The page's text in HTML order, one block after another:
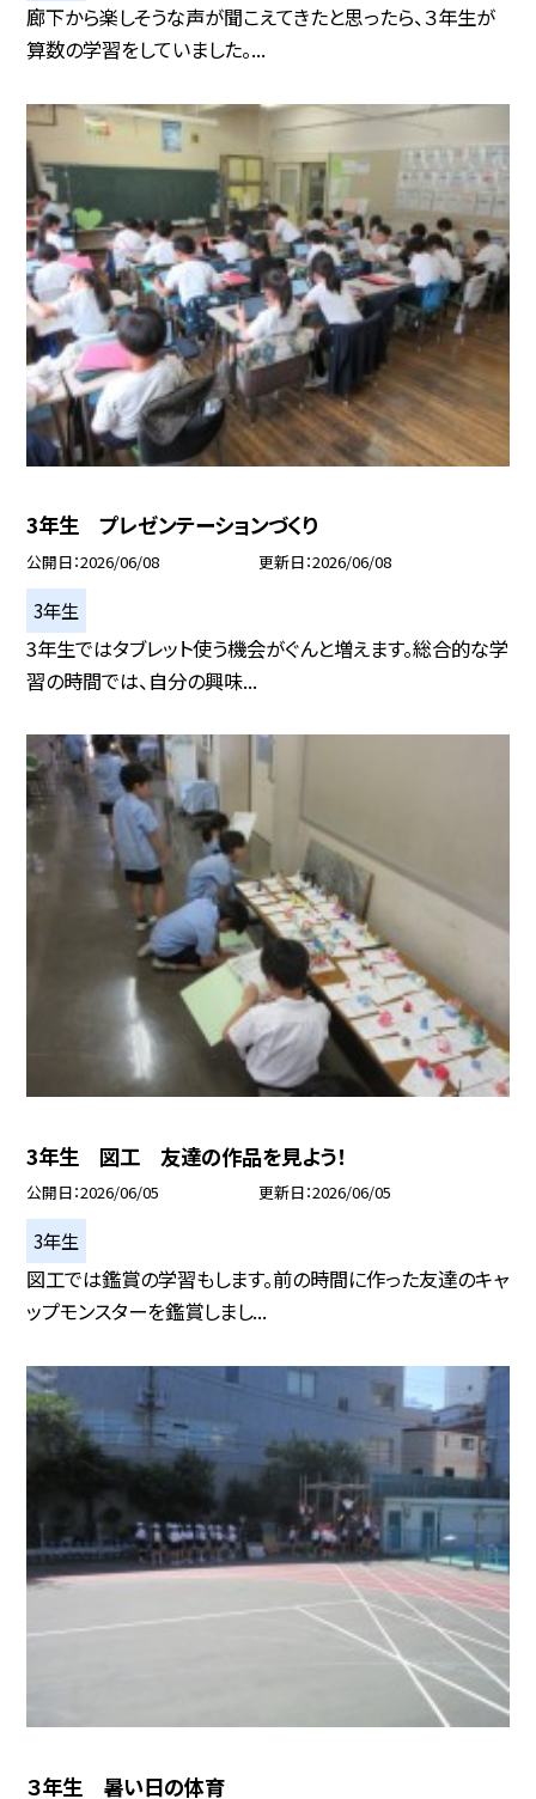
廊下から楽しそうな声が聞こえてきたと思ったら、３年生が
算数の学習をしていました。...
3年生 プレゼンテーションづくり
公開日 2026/06/08 更新日 2026/06/08
3年生
3年生ではタブレット使う機会がぐんと増えます。総合的な学
習の時間では、自分の興味...
3年生 図工 友達の作品を見よう！
公開日 2026/06/05 更新日 2026/06/05
3年生
図工では鑑賞の学習もします。前の時間に作った友達のキャ
ップモンスターを鑑賞しまし...
３年生 暑い日の体育